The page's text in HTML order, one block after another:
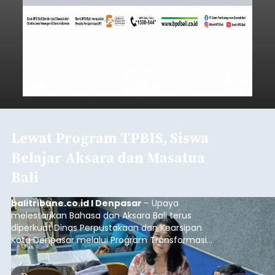
Lewat Program TPBIS, Siswa
Belajar Aksara dan Masatua
Bali
balitribune.co.id I Denpasar – Upaya
melestarikan Bahasa dan Aksara Bali terus
diperkuat Dinas Perpustakaan dan Kearsipan
Kota Denpasar melalui Program Transformasi
Perpustakaan Berbasis Inklusi Sosial (TPBIS).
Tahun ini, sebanyak 63 siswa kelas IV dan V SD